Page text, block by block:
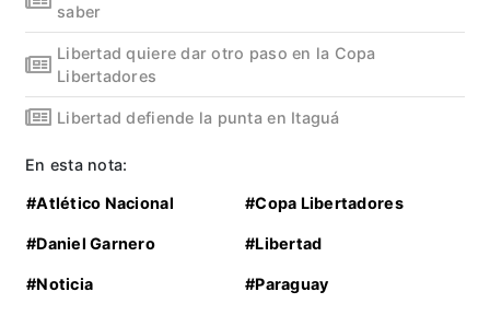
saber
Libertad quiere dar otro paso en la Copa
Libertadores
Libertad defiende la punta en Itaguá
En esta nota:
#Atlético Nacional #Copa Libertadores
#Daniel Garnero #Libertad
#Noticia #Paraguay